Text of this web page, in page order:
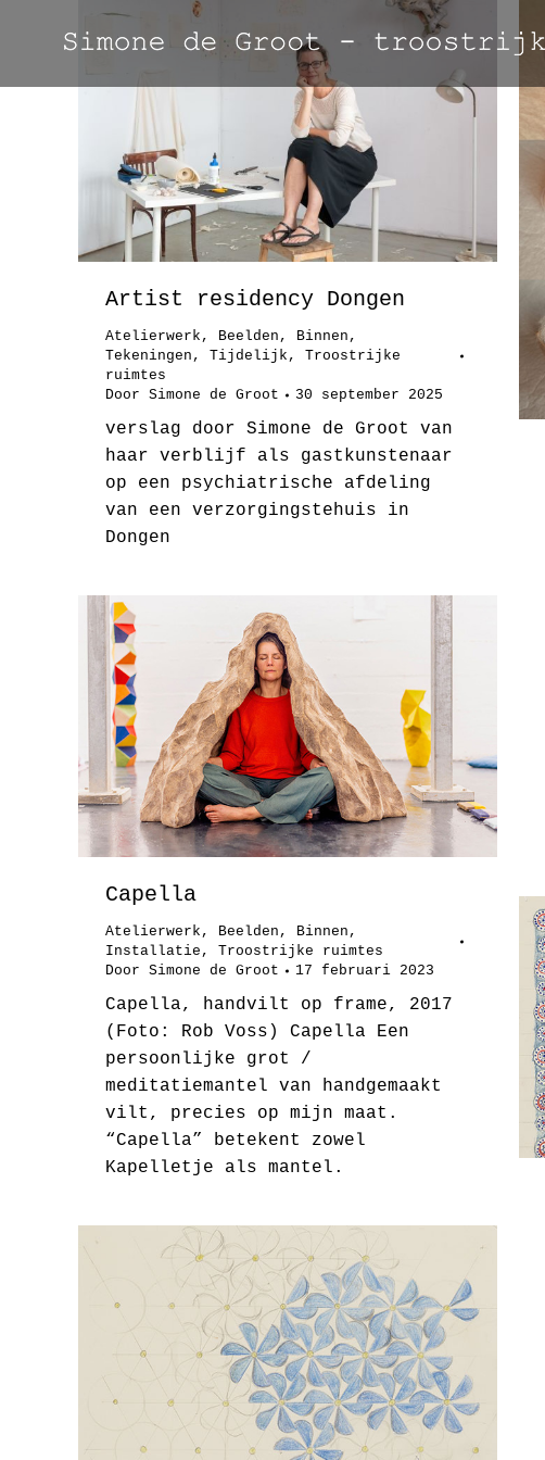
Artist residency Dongen
Atelierwerk , Beelden , Binnen ,
Tekeningen , Tijdelijk , Troostrijke
ruimtes
Door Simone de Groot 30 september 2025
verslag door Simone de Groot van
haar verblijf als gastkunstenaar
op een psychiatrische afdeling
van een verzorgingstehuis in
Dongen
Capella
Atelierwerk , Beelden , Binnen ,
Installatie , Troostrijke ruimtes
Door Simone de Groot 17 februari 2023
Capella, handvilt op frame, 2017
(Foto: Rob Voss) Capella Een
persoonlijke grot /
meditatiemantel van handgemaakt
vilt, precies op mijn maat.
“Capella” betekent zowel
Kapelletje als mantel.